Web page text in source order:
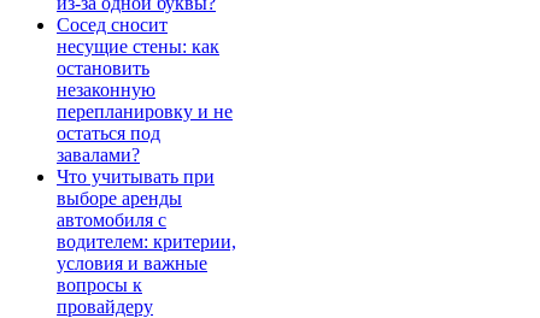
Сосед сносит
несущие стены: как
остановить
незаконную
перепланировку и не
остаться под
завалами?
Что учитывать при
выборе аренды
автомобиля с
водителем: критерии,
условия и важные
вопросы к
провайдеру